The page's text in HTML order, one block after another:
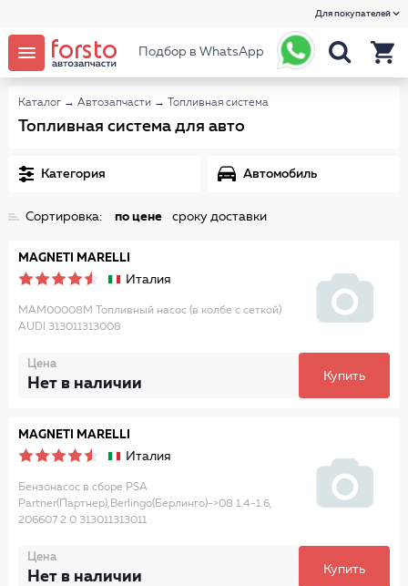
Для покупателей
Подбор в WhatsApp
Каталог → Автозапчасти → Топливная система
Топливная система для авто
Категория Автомобиль
Сортировка: по цене сроку доставки
MAGNETI MARELLI
Италия
MAM00008M Топливный насос (в колбе c сеткой)
AUDI 313011313008
Цена
Нет в наличии Купить
MAGNETI MARELLI
Италия
Бензонасос в сборе PSA
Partner(Партнер),Berlingo(Берлинго)->08 1.4-1.6,
206607 2.0 313011313011
Цена
Нет в наличии Купить